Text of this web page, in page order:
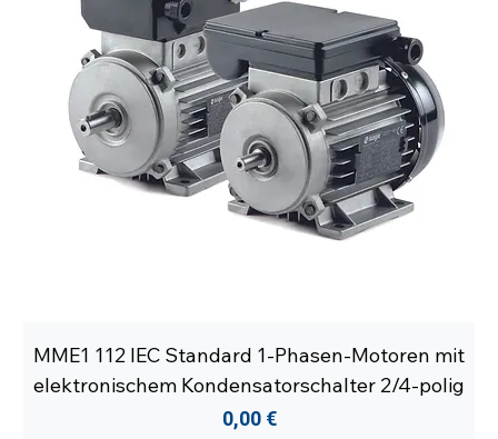
MME1 112 IEC Standard 1-Phasen-Motoren mit
elektronischem Kondensatorschalter 2/4-polig
Preis
0,00 €